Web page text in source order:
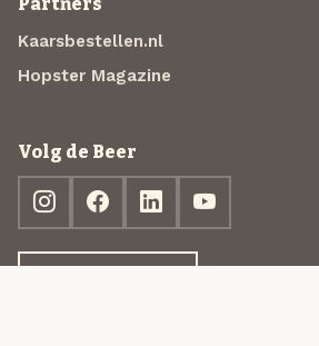
Kaarsbestellen.nl
Hopster Magazine
Volg de Beer